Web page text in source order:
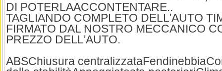
DI POTERLAACCONTENTARE..
TAGLIANDO COMPLETO DELL'AUTO
FIRMATO DAL NOSTRO MECCANICO
PREZZO DELL'AUTO.
ABSChiusura